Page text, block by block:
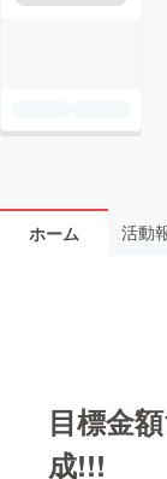
ホーム 活動
目標金
成!!!